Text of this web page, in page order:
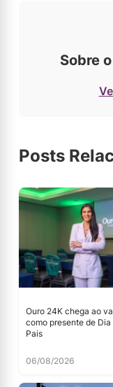
Sobre
Posts
Ouro 24K chega ao
como presente de Dia
Pais
06/08/2026